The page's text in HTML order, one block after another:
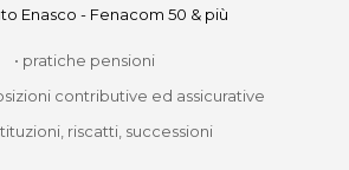
Enasco - Fenacom 50 & più
• pratiche pensioni
contributive ed assicurative
riscatti, successioni